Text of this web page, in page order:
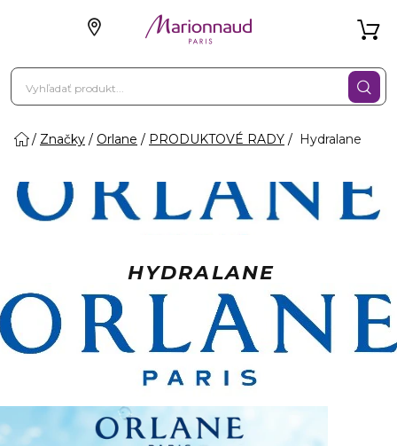
Značky Orlane PRODUKTOVÉ RADY Hydralane
HYDRALANE